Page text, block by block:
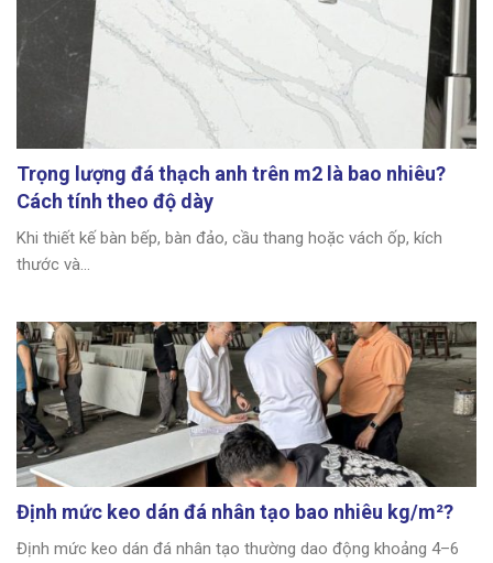
Trọng lượng đá thạch anh trên m2 là bao nhiêu?
Cách tính theo độ dày
Khi thiết kế bàn bếp, bàn đảo, cầu thang hoặc vách ốp, kích
thước và...
Định mức keo dán đá nhân tạo bao nhiêu kg/m²?
Định mức keo dán đá nhân tạo thường dao động khoảng 4–6